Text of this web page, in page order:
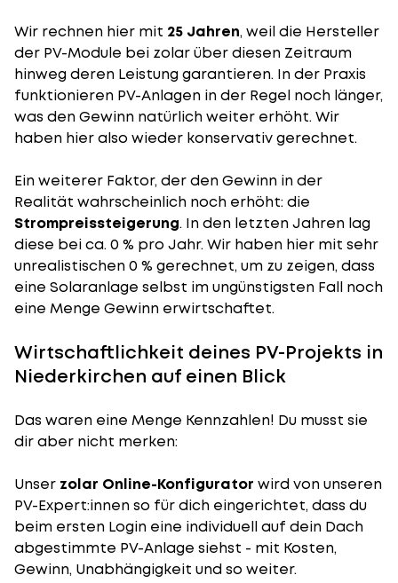
Wir rechnen hier mit 25 Jahren, weil die Hersteller
der PV-Module bei zolar über diesen Zeitraum
hinweg deren Leistung garantieren. In der Praxis
funktionieren PV-Anlagen in der Regel noch länger,
was den Gewinn natürlich weiter erhöht. Wir
haben hier also wieder konservativ gerechnet.
Ein weiterer Faktor, der den Gewinn in der
Realität wahrscheinlich noch erhöht: die
Strompreissteigerung. In den letzten Jahren lag
diese bei ca. 0 % pro Jahr. Wir haben hier mit sehr
unrealistischen 0 % gerechnet, um zu zeigen, dass
eine Solaranlage selbst im ungünstigsten Fall noch
eine Menge Gewinn erwirtschaftet.
Wirtschaftlichkeit deines PV-Projekts in
Niederkirchen auf einen Blick
Das waren eine Menge Kennzahlen! Du musst sie
dir aber nicht merken:
Unser zolar Online-Konfigurator wird von unseren
PV-Expert:innen so für dich eingerichtet, dass du
beim ersten Login eine individuell auf dein Dach
abgestimmte PV-Anlage siehst - mit Kosten,
Gewinn, Unabhängigkeit und so weiter.